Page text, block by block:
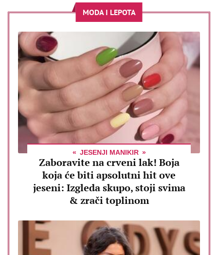
MODA I LEPOTA
JESENJI MANIKIR
Zaboravite na crveni lak! Boja
koja će biti apsolutni hit ove
jeseni: Izgleda skupo, stoji svima
& zrači toplinom